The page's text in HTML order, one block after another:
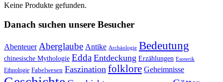
Keine Produkte gefunden.
Danach suchen unsere Besucher
Abenteuer Aberglaube Antike Archäologie Bedeutung
chinesische Mythologie Edda Entdeckung Erzählungen Esoterik
Ethnologie Fabelwesen Faszination folklore Geheimnisse